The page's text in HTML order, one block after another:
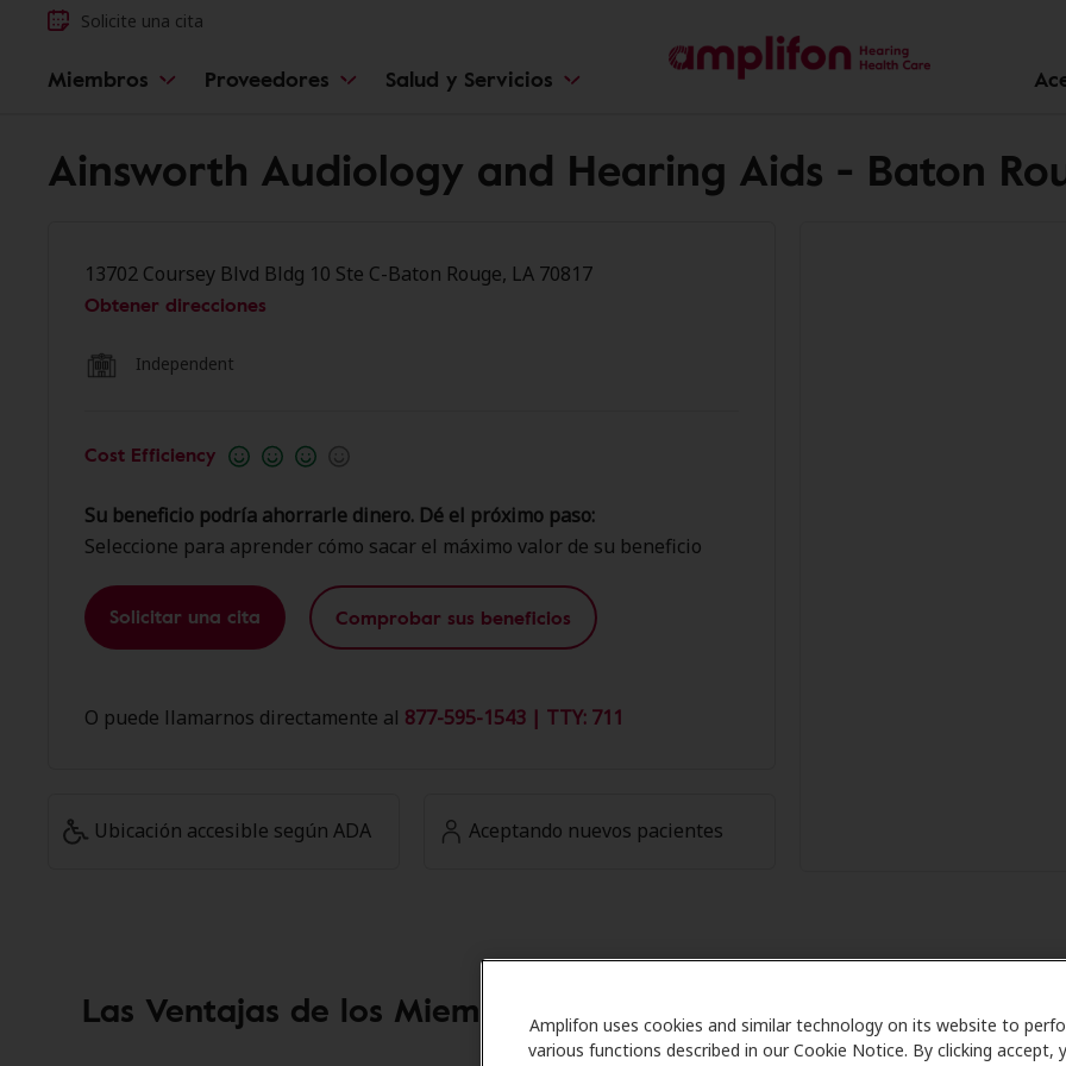
Amplifon uses cookies and similar technology on its website to
various functions described in our Cookie Notice. By clicking accept,
Solicite una cita
Miembros Proveedores Salud y Servicios
Ainsworth Audiology and Hearing Aids - Baton
13702 Coursey Blvd Bldg 10 Ste C-Baton Rouge, LA 70817
Obtener direcciones
Independent
Cost Efficiency
Su beneficio podría ahorrarle dinero. Dé el próximo paso:
Seleccione para aprender cómo sacar el máximo valor de su beneficio
Solicitar una cita Comprobar sus beneficios
O puede llamarnos directamente al 877-595-1543 | TTY: 711
Ubicación accesible según ADA Aceptando nuevos pacientes
Las Ventajas de los Miembros de Amplifon en Ainsworth
Rouge